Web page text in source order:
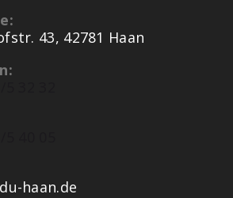
43, 42781 Haan
haan.de